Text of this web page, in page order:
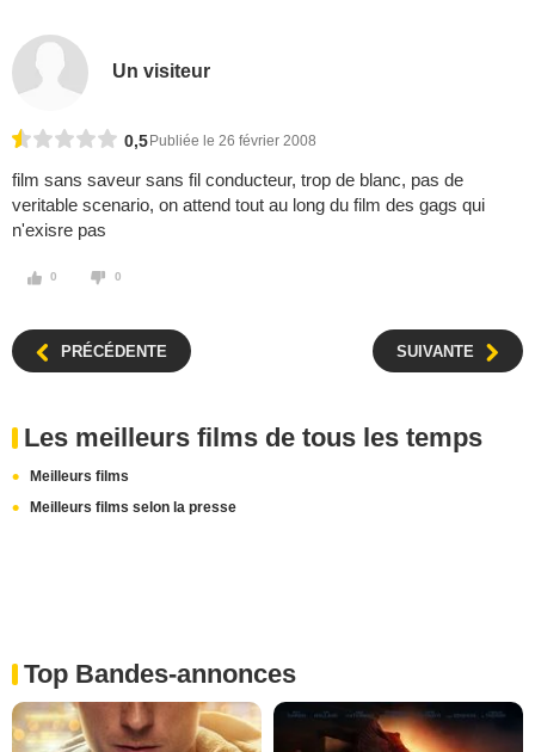
Un visiteur
0,5 Publiée le 26 février 2008
film sans saveur sans fil conducteur, trop de blanc, pas de
veritable scenario, on attend tout au long du film des gags qui
n'exisre pas
0 0
PRÉCÉDENTE SUIVANTE
Les meilleurs films de tous les temps
Meilleurs films
Meilleurs films selon la presse
Top Bandes-annonces